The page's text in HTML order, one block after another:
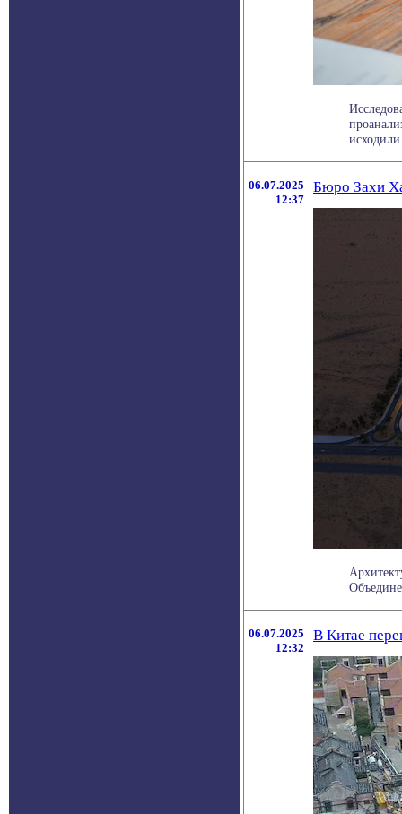
06.07.2025
12:37
Бюро Захи
06.07.2025
12:32
В Китае